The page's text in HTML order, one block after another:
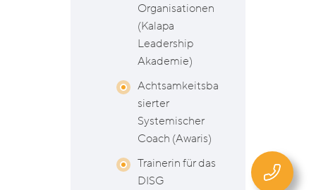
Organisationen
(Kalapa
Leadership
Akademie)
Achtsamkeitsba
sierter
Systemischer
Coach (Awaris)
Trainerin für das
DISG